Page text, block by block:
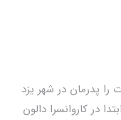
را پدرمان در شهر یزد
در کاروانسرا دالون